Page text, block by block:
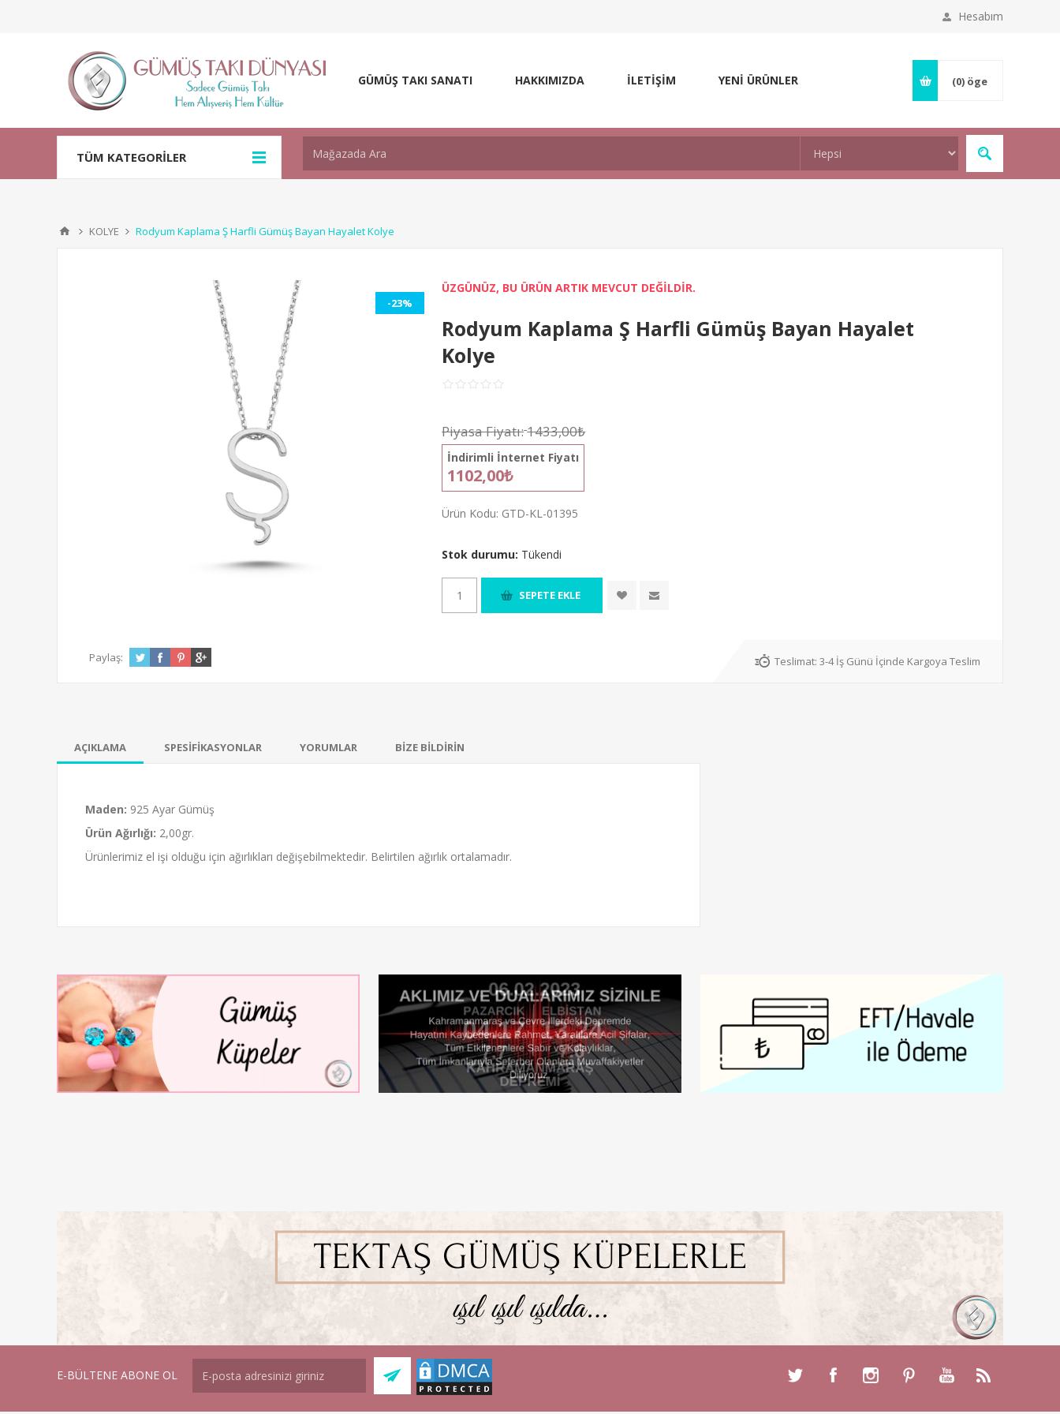
Hesabım
GÜMÜŞ TAKI SANATI HAKKIMIZDA İLETİŞİM YENİ ÜRÜNLER (0) öge
TÜM KATEGORİLER
KOLYE Rodyum Kaplama Ş Harfli Gümüş Bayan Hayalet Kolye
-23%
ÜZGÜNÜZ, BU ÜRÜN ARTIK MEVCUT DEĞİLDİR.
Rodyum Kaplama Ş Harfli Gümüş Bayan Hayalet
Kolye
Piyasa Fiyatı:1433,00₺
İndirimli İnternet Fiyatı
1102,00₺
Ürün Kodu: GTD-KL-01395
Stok durumu: Tükendi
Paylaş: Teslimat: 3-4 İş Günü İçinde Kargoya Teslim
AÇIKLAMA SPESİFİKASYONLAR YORUMLAR BİZE BİLDİRİN
Maden: 925 Ayar Gümüş
Ürün Ağırlığı: 2,00gr.
Ürünlerimiz el işi olduğu için ağırlıkları değişebilmektedir. Belirtilen ağırlık ortalamadır.
E-BÜLTENE ABONE OL